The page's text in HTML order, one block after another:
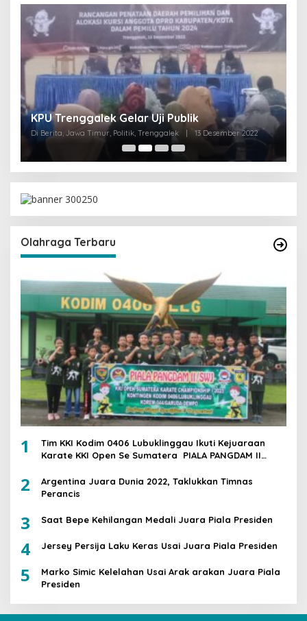
KPU Trenggalek Gelar Uji Publik
Di Berita, Jawa Timur, Politik, Trenggalek 13 Desember 2022
Olahraga Terbaru
1
Tim KKI Kodim 0406 Lubuklinggau Ikuti Kejuaraan
Karate KKI Open Se Sumatera PIALA PANGDAM II
2
Argentina Juara Dunia 2022, Taklukkan Timnas
Perancis
3 Saat Bepe Kehilangan Medali Juara Piala Presiden
4 Jersey Persija Laku Keras Usai Juara Piala Presiden
5
Marko Simic Kelelahan Usai Arak arakan Juara Piala
Presiden